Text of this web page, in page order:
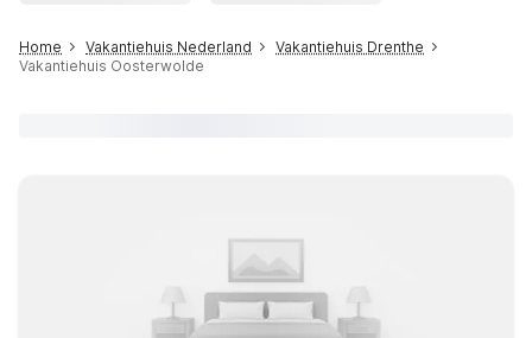
Home Vakantiehuis Nederland
Vakantiehuis Drenthe
Vakantiehuis Oosterwolde